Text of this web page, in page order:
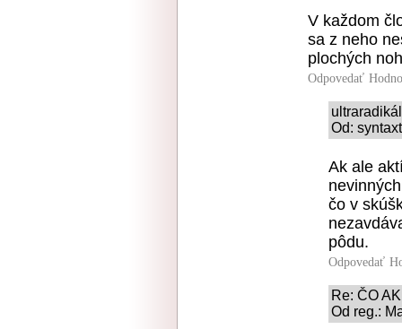
V každom
sa z neho
plochých
Odpovedať
Od:
Ak ale
čo v
pôdu.
Odpovedať
Re: ČO
Od reg.: